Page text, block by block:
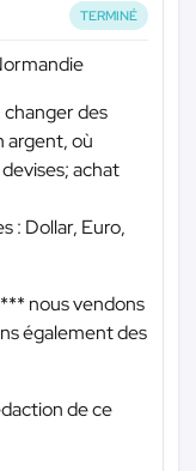
TERMINÉ
changer des
argent, où
achat
: Dollar, Euro,
nous vendons
également des
de ce